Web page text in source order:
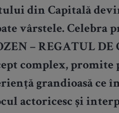
din Capitală
vârstele. Celebra
– REGATUL DE
complex, promite
grandioasă
actoricesc și